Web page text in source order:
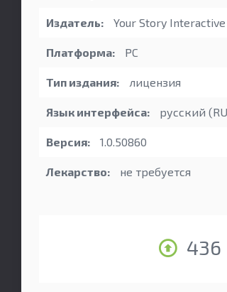
Издатель: Your Story Interactive
Платформа: PC
Тип издания: лицензия
Язык интерфейса: русский
Версия: 1.0.50860
Лекарство: не требуется
436